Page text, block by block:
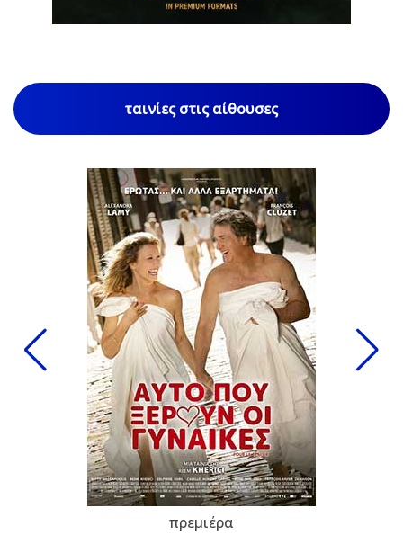
ταινίες στις αίθουσες
πρεμιέρα